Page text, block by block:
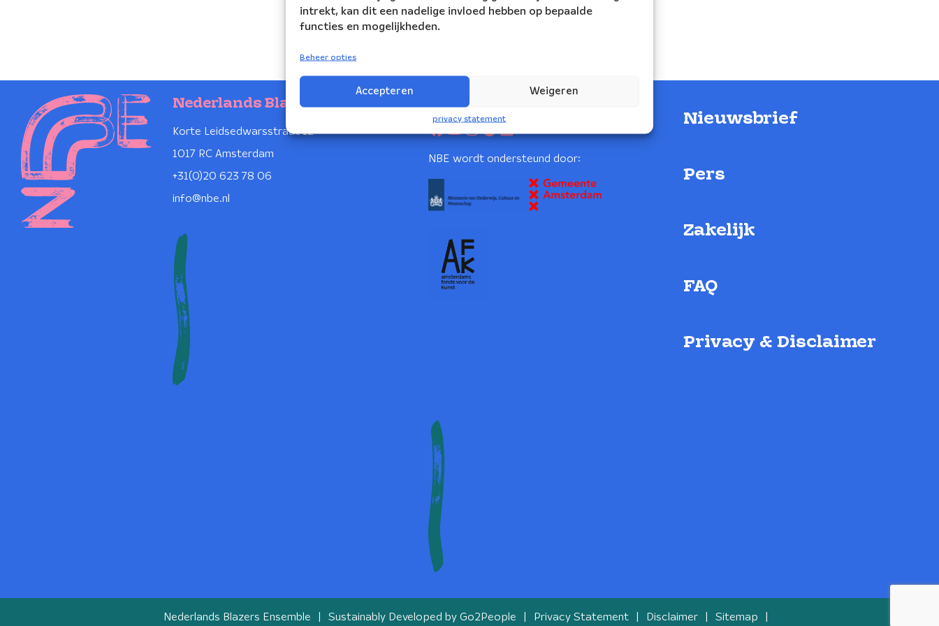
intrekt, kan dit een nadelige invloed hebben op bepaalde
functies en mogelijkheden.
Beheer opties
Accepteren Weigeren
privacy statement
Nederlands Blazers Ensemble
Korte Leidsedwarsstraat 12
1017 RC Amsterdam
+31(0)20 623 78 06
info@nbe.nl
volg ons:
NBE wordt ondersteund door:
Nieuwsbrief
Pers
Zakelijk
FAQ
Privacy & Disclaimer
Nederlands Blazers Ensemble Sustainably Developed by Go2People Privacy Statement Disclaimer Sitemap